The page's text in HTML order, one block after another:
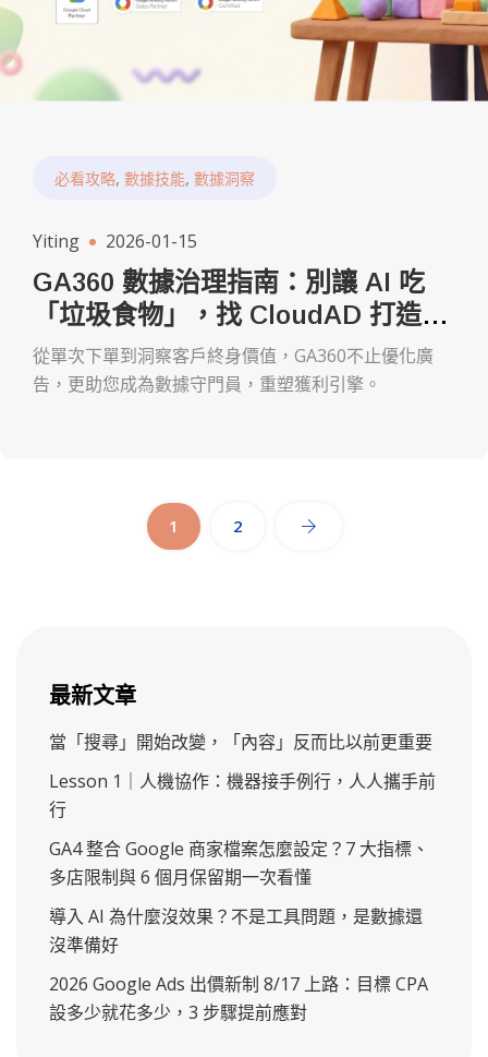
必看攻略, 數據技能, 數據洞察
Yiting 2026-01-15
GA360 數據治理指南：別讓 AI 吃
「垃圾食物」，找 CloudAD 打造精
準獲利引擎
從單次下單到洞察客戶終身價值，GA360不止優化廣
告，更助您成為數據守門員，重塑獲利引擎。
1 2
最新文章
當「搜尋」開始改變，「內容」反而比以前更重要
Lesson 1｜人機協作：機器接手例行，人人攜手前
行
GA4 整合 Google 商家檔案怎麼設定？7 大指標、
多店限制與 6 個月保留期一次看懂
導入 AI 為什麼沒效果？不是工具問題，是數據還
沒準備好
2026 Google Ads 出價新制 8/17 上路：目標 CPA
設多少就花多少，3 步驟提前應對